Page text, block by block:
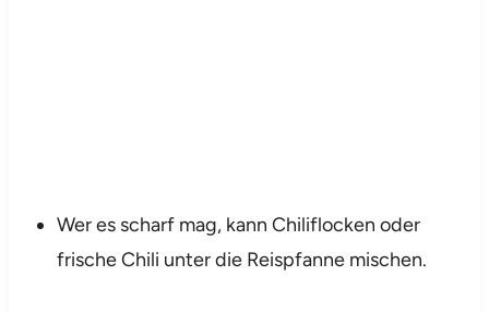
Wer es scharf mag, kann Chiliflocken oder
frische Chili unter die Reispfanne mischen.